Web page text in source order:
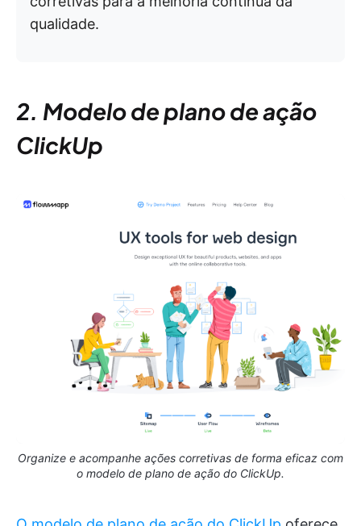
qualidade.
2. Modelo de plano de ação
ClickUp
Organize e acompanhe ações corretivas de forma eficaz com
o modelo de plano de ação do ClickUp.